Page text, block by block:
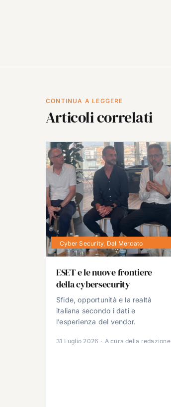
CONTINUA A LEGGERE
Articoli correlati
Cyber Security, Dal Mercato
ESET e le nuove frontiere
della cybersecurity
Sfide, opportunità e la realtà
italiana secondo i dati e
l’esperienza del vendor.
31 Luglio 2026 · A cura della redazione